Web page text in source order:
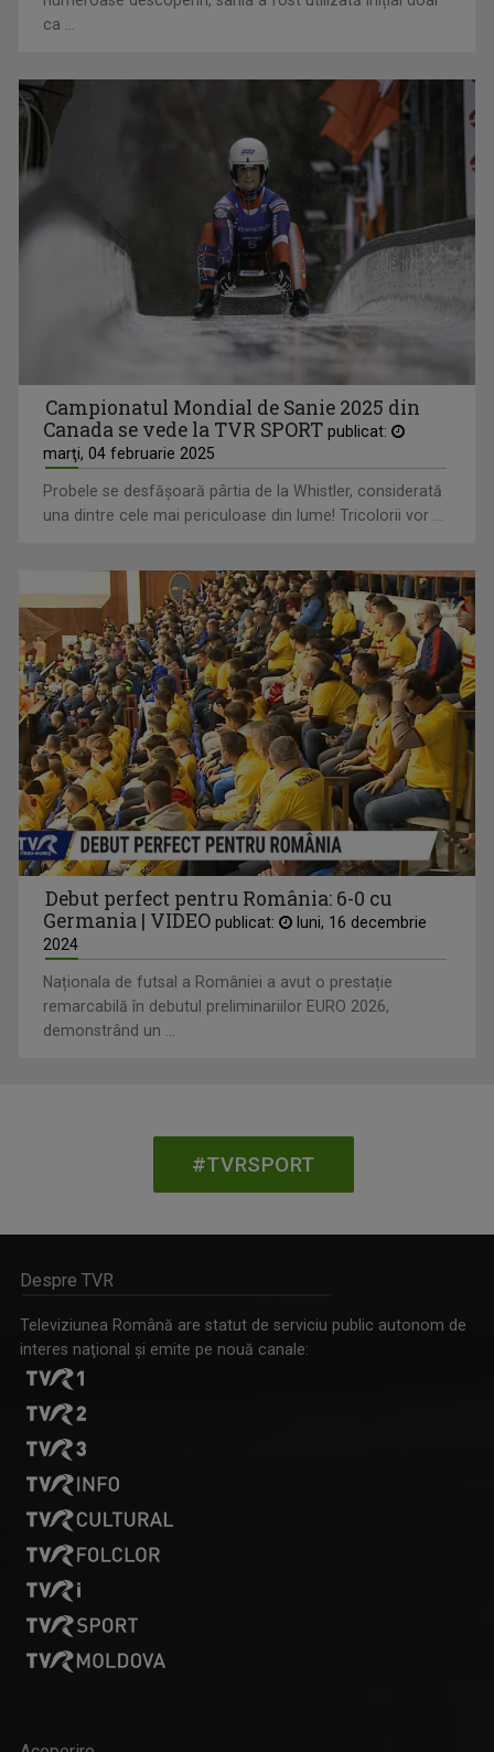
ca ...
Campionatul Mondial de Sanie 2025 din
Canada se vede la TVR SPORTpublicat:
marţi, 04 februarie 2025
Probele se desfăşoară pârtia de la Whistler, considerată
una dintre cele mai periculoase din lume! Tricolorii vor ...
Debut perfect pentru România: 6-0 cu
Germania | VIDEO publicat:
luni, 16 decembrie
2024
Naționala de futsal a României a avut o prestație
remarcabilă în debutul preliminariilor EURO 2026,
demonstrând un ...
#TVRSPORT
Despre TVR
Televiziunea Română are statut de serviciu public autonom de
interes naţional şi emite pe nouă canale: